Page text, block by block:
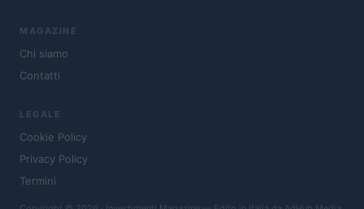
MAGAZINE
Chi siamo
Contatti
LEGALE
Cookie Policy
Privacy Policy
Termini